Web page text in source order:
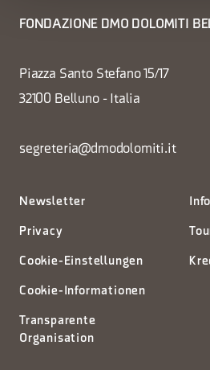
FONDAZIONE DMO DOLOMITI
Piazza Santo Stefano 15/17
32100 Belluno - Italia
segreteria@dmodolomiti.it
Newsletter
Privacy
Cookie-Einstellungen
Cookie-Informationen
Transparente
Organisation